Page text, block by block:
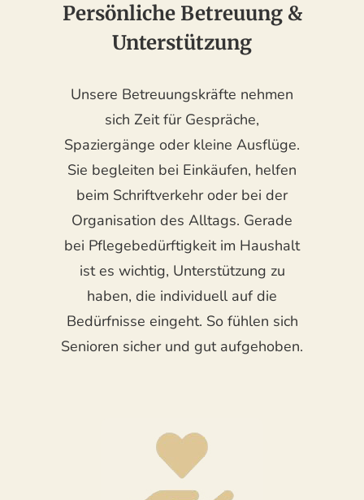
Persönliche Betreuung &
Unterstützung
Unsere Betreuungskräfte nehmen
sich Zeit für Gespräche,
Spaziergänge oder kleine Ausflüge.
Sie begleiten bei Einkäufen, helfen
beim Schriftverkehr oder bei der
Organisation des Alltags. Gerade
bei Pflegebedürftigkeit im Haushalt
ist es wichtig, Unterstützung zu
haben, die individuell auf die
Bedürfnisse eingeht. So fühlen sich
Senioren sicher und gut aufgehoben.